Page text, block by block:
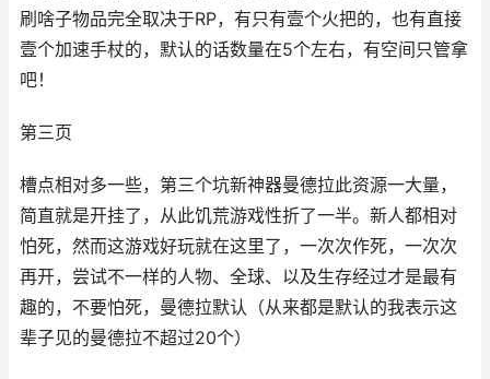
刷啥子物品完全取决于RP，有只有壹个火把的，也有直接
壹个加速手杖的，默认的话数量在5个左右，有空间只管拿
吧！
第三页
槽点相对多一些，第三个坑新神器曼德拉此资源一大量，
简直就是开挂了，从此饥荒游戏性折了一半。新人都相对
怕死，然而这游戏好玩就在这里了，一次次作死，一次次
再开，尝试不一样的人物、全球、以及生存经过才是最有
趣的，不要怕死，曼德拉默认（从来都是默认的我表示这
辈子见的曼德拉不超过20个）